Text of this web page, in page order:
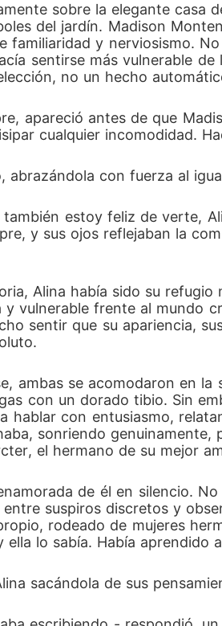
sobre la elegante casa
del jardín. Madison
familiaridad y nerviosismo.
sentirse más vulnerable
no un hecho
apareció antes de que
cualquier incomodidad.
abrazándola con fuerza al
también estoy feliz de verte,
y sus ojos reflejaban la
Alina había sido su
y vulnerable frente al mundo
sentir que su apariencia,
ambas se acomodaron en
con un dorado tibio. Sin
hablar con entusiasmo,
sonriendo
el hermano de su mejor
de él en silencio.
suspiros discretos y
rodeado de mujeres
ella lo sabía. Había aprendido
sacándola de sus